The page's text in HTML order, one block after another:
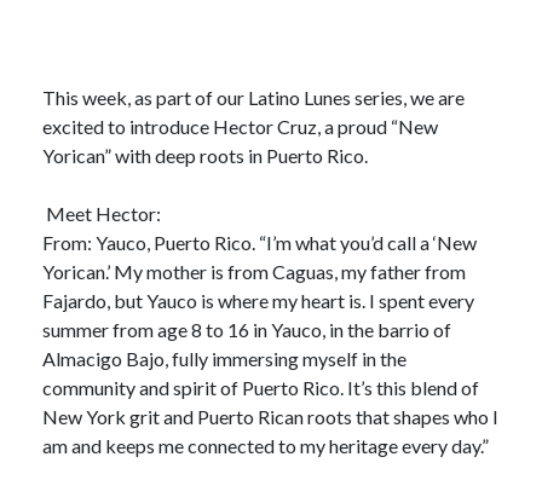
This week, as part of our Latino Lunes series, we are
excited to introduce Hector Cruz, a proud “New
Yorican” with deep roots in Puerto Rico.
Meet Hector:
From: Yauco, Puerto Rico. “I’m what you’d call a ‘New
Yorican.’ My mother is from Caguas, my father from
Fajardo, but Yauco is where my heart is. I spent every
summer from age 8 to 16 in Yauco, in the barrio of
Almacigo Bajo, fully immersing myself in the
community and spirit of Puerto Rico. It’s this blend of
New York grit and Puerto Rican roots that shapes who I
am and keeps me connected to my heritage every day.”